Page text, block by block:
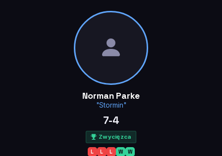
Norman Parke
"Stormin"
7-4
Zwycięzca
L L L W W